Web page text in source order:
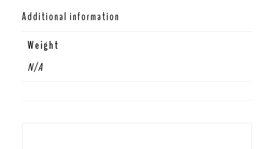
Additional information
Weight
N/A